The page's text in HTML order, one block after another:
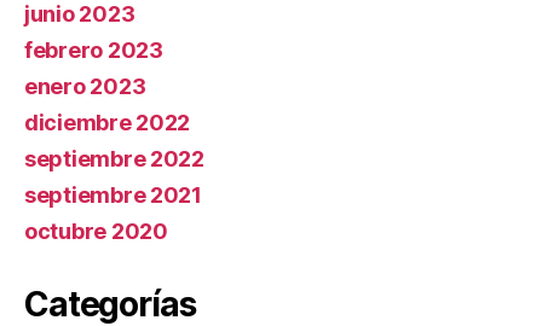
junio 2023
febrero 2023
enero 2023
diciembre 2022
septiembre 2022
septiembre 2021
octubre 2020
Categorías